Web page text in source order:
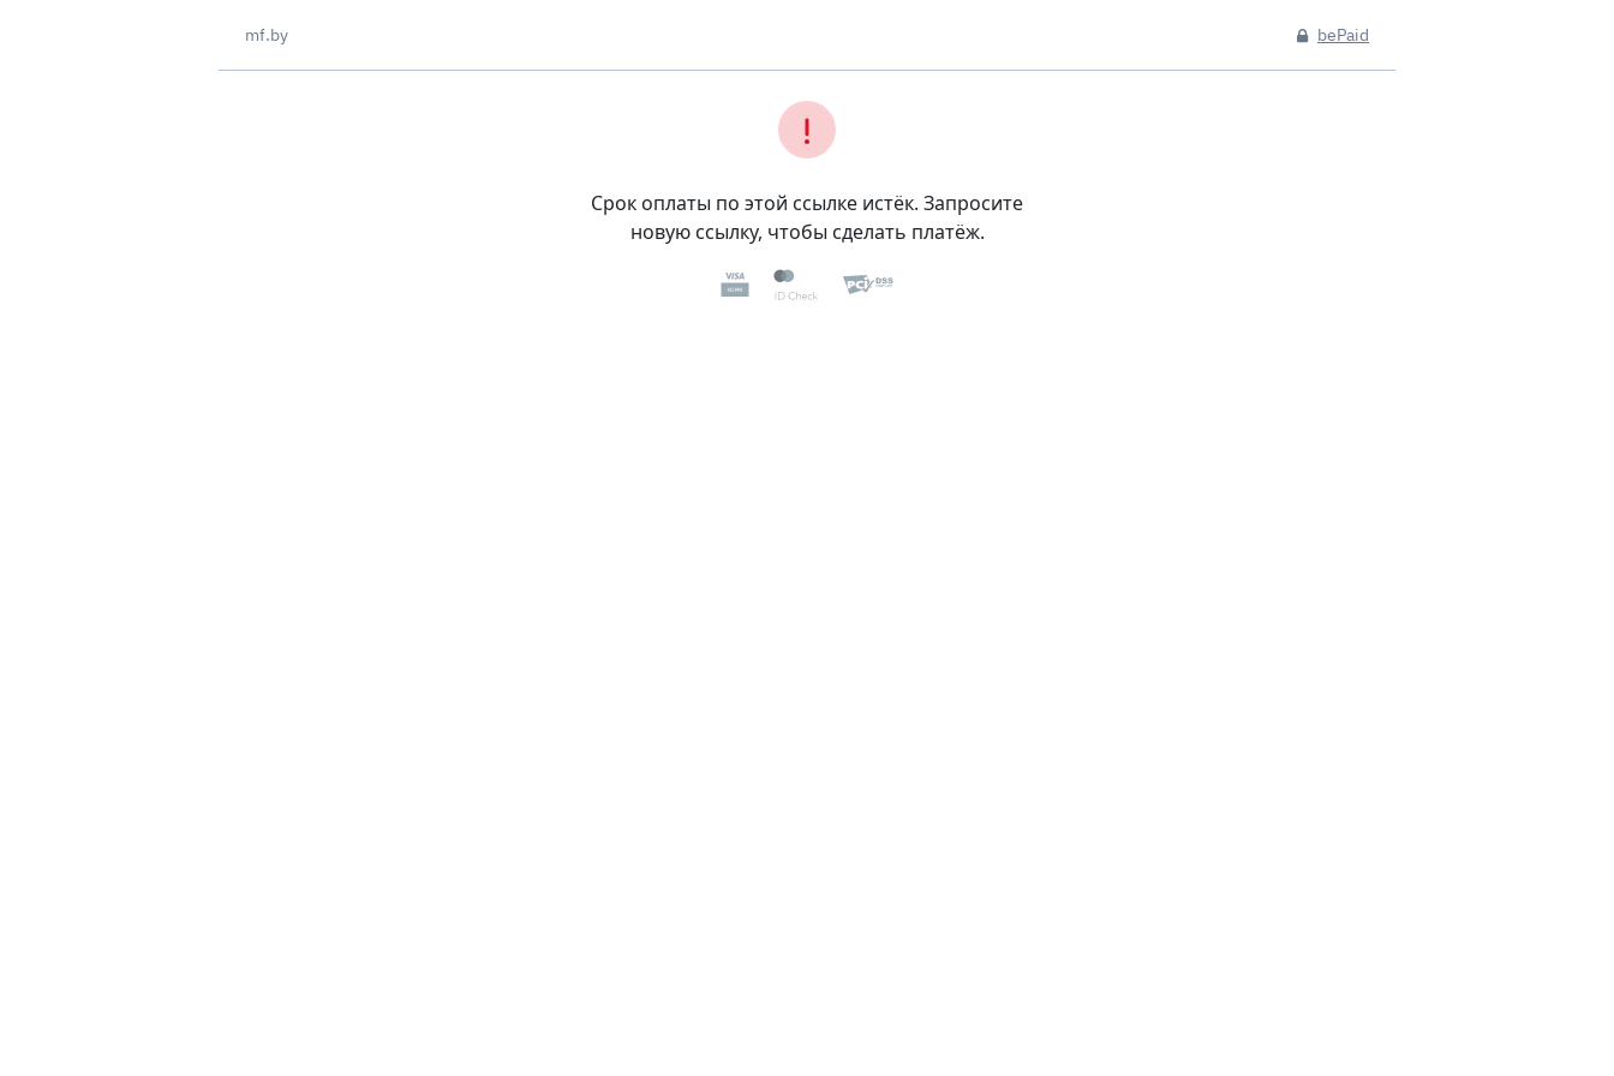
mf.by bePaid
Срок оплаты по этой ссылке истёк. Запросите
новую ссылку, чтобы сделать платёж.